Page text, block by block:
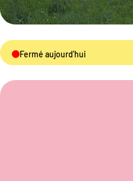
Fermé aujourd'hui